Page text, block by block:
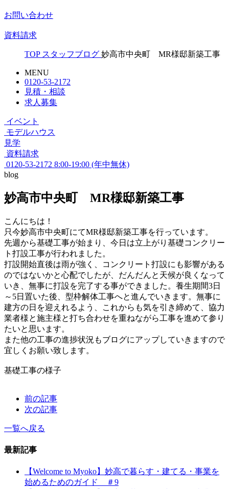
お問い合わせ
資料請求
TOP スタッフブログ 妙高市中央町 MR様邸新築工事
MENU
0120-53-2172
見積・相談
求人募集
イベント
モデルハウス
見学
資料請求
0120-53-2172 8:00-19:00 (年中無休)
blog
妙高市中央町 MR様邸新築工事
こんにちは！
只今妙高市中央町にてMR様邸新築工事を行っています。
先週から基礎工事が始まり、今日は立上がり基礎コンクリー
ト打設工事が行われました。
打設開始直後は雨が強く、コンクリート打設にも影響がある
のではないかと心配でしたが、だんだんと天候が良くなって
いき、無事に打設を完了する事ができました。養生期間3日
～5日置いた後、型枠解体工事へと進んでいきます。無事に
建方の日を迎えれるよう、これからも気を引き締めて、協力
業者様と施主様と打ち合わせを重ねながら工事を進めて参り
たいと思います。
また他の工事の進捗状況もブログにアップしていきますので
宜しくお願い致します。
基礎工事の様子
前の記事
次の記事
一覧へ戻る
最新記事
【Welcome to Myoko】妙高で暮らす・建てる・事業を
始めるためのガイド ＃9